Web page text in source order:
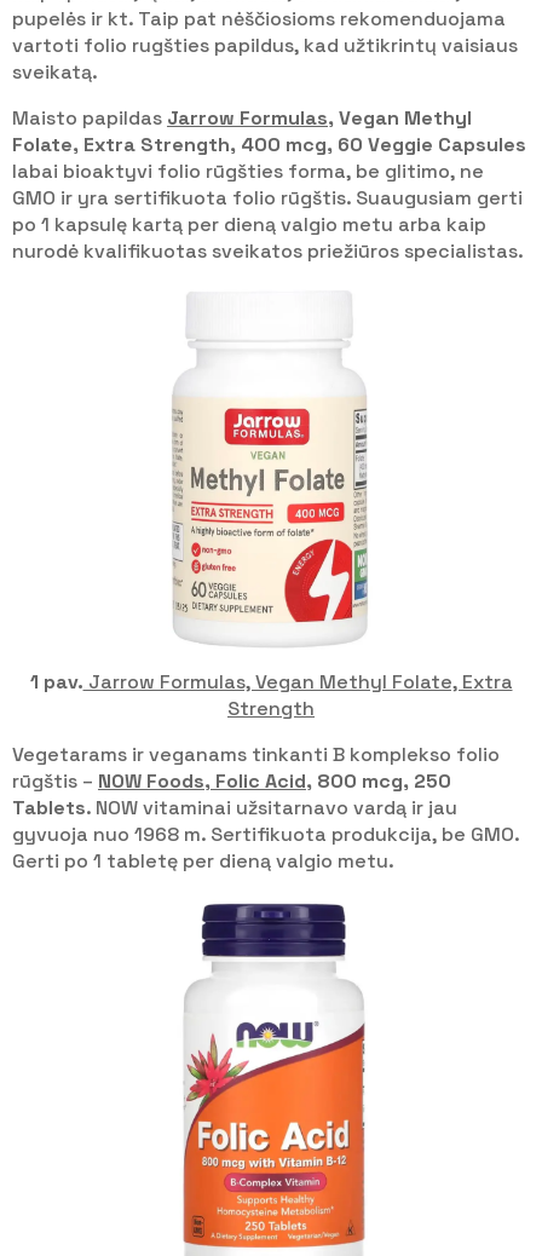
pupelės ir kt. Taip pat nėščiosioms rekomenduojama
vartoti folio rugšties papildus, kad užtikrintų vaisiaus
sveikatą.
Maisto papildas Jarrow Formulas, Vegan Methyl
Folate, Extra Strength, 400 mcg, 60 Veggie Capsules
labai bioaktyvi folio rūgšties forma, be glitimo, ne
GMO ir yra sertifikuota folio rūgštis. Suaugusiam gerti
po 1 kapsulę kartą per dieną valgio metu arba kaip
nurodė kvalifikuotas sveikatos priežiūros specialistas.
1 pav. Jarrow Formulas, Vegan Methyl Folate, Extra
Strength
Vegetarams ir veganams tinkanti B komplekso folio
rūgštis – NOW Foods, Folic Acid, 800 mcg, 250
Tablets. NOW vitaminai užsitarnavo vardą ir jau
gyvuoja nuo 1968 m. Sertifikuota produkcija, be GMO.
Gerti po 1 tabletę per dieną valgio metu.